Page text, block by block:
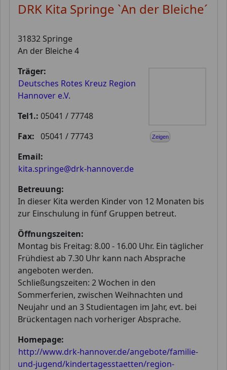
DRK Kita Springe `An der Bleiche´
31832 Springe
An der Bleiche 4
Zeigen
Träger:
Deutsches Rotes Kreuz Region
Hannover e.V.
Tel1.: 05041 / 77748
Fax: 05041 / 77743
Email:
kita.springe@drk-hannover.de
Betreuung:
In dieser Kita werden Kinder von 12 Monaten bis
zur Einschulung in fünf Gruppen betreut.
Öffnungszeiten:
Montag bis Freitag: 8.00 - 16.00 Uhr. Ein täglicher
Frühdiest ab 7.30 Uhr kann nach Absprache
angeboten werden.
Schließungszeiten: 2 Wochen in den
Sommerferien, zwischen Weihnachten und
Neujahr und an 3 Studientagen im Jahr, evt. bei
Brückentagen nach vorheriger Absprache.
Homepage:
http://www.drk-hannover.de/angebote/familie-
und-jugend/kindertagesstaetten/region-